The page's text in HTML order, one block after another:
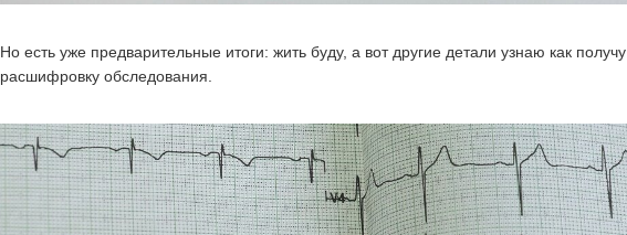
Но есть уже предварительные итоги: жить буду, а вот другие детали узнаю как получу
расшифровку обследования.